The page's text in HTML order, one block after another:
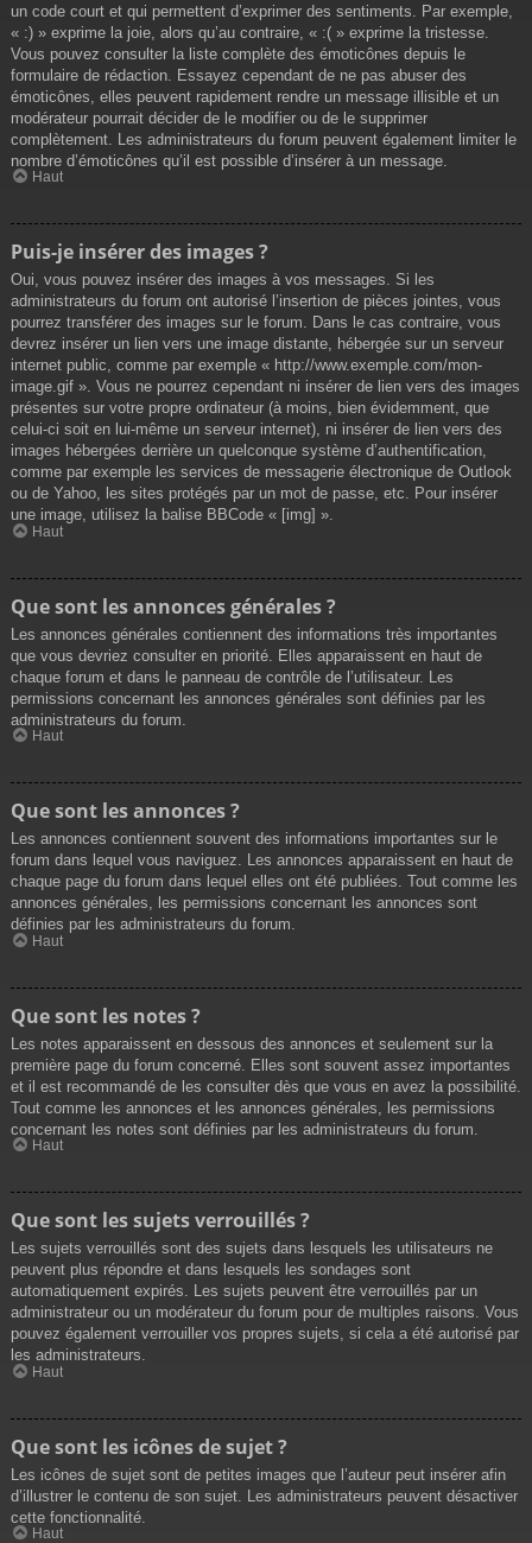
un code court et qui permettent d’exprimer des sentiments. Par exemple,
« :) » exprime la joie, alors qu’au contraire, « :( » exprime la tristesse.
Vous pouvez consulter la liste complète des émoticônes depuis le
formulaire de rédaction. Essayez cependant de ne pas abuser des
émoticônes, elles peuvent rapidement rendre un message illisible et un
modérateur pourrait décider de le modifier ou de le supprimer
complètement. Les administrateurs du forum peuvent également limiter le
nombre d’émoticônes qu’il est possible d’insérer à un message.
Haut
Puis-je insérer des images ?
Oui, vous pouvez insérer des images à vos messages. Si les
administrateurs du forum ont autorisé l’insertion de pièces jointes, vous
pourrez transférer des images sur le forum. Dans le cas contraire, vous
devrez insérer un lien vers une image distante, hébergée sur un serveur
internet public, comme par exemple « http://www.exemple.com/mon-
image.gif ». Vous ne pourrez cependant ni insérer de lien vers des images
présentes sur votre propre ordinateur (à moins, bien évidemment, que
celui-ci soit en lui-même un serveur internet), ni insérer de lien vers des
images hébergées derrière un quelconque système d’authentification,
comme par exemple les services de messagerie électronique de Outlook
ou de Yahoo, les sites protégés par un mot de passe, etc. Pour insérer
une image, utilisez la balise BBCode « [img] ».
Haut
Que sont les annonces générales ?
Les annonces générales contiennent des informations très importantes
que vous devriez consulter en priorité. Elles apparaissent en haut de
chaque forum et dans le panneau de contrôle de l’utilisateur. Les
permissions concernant les annonces générales sont définies par les
administrateurs du forum.
Haut
Que sont les annonces ?
Les annonces contiennent souvent des informations importantes sur le
forum dans lequel vous naviguez. Les annonces apparaissent en haut de
chaque page du forum dans lequel elles ont été publiées. Tout comme les
annonces générales, les permissions concernant les annonces sont
définies par les administrateurs du forum.
Haut
Que sont les notes ?
Les notes apparaissent en dessous des annonces et seulement sur la
première page du forum concerné. Elles sont souvent assez importantes
et il est recommandé de les consulter dès que vous en avez la possibilité.
Tout comme les annonces et les annonces générales, les permissions
concernant les notes sont définies par les administrateurs du forum.
Haut
Que sont les sujets verrouillés ?
Les sujets verrouillés sont des sujets dans lesquels les utilisateurs ne
peuvent plus répondre et dans lesquels les sondages sont
automatiquement expirés. Les sujets peuvent être verrouillés par un
administrateur ou un modérateur du forum pour de multiples raisons. Vous
pouvez également verrouiller vos propres sujets, si cela a été autorisé par
les administrateurs.
Haut
Que sont les icônes de sujet ?
Les icônes de sujet sont de petites images que l’auteur peut insérer afin
d’illustrer le contenu de son sujet. Les administrateurs peuvent désactiver
cette fonctionnalité.
Haut